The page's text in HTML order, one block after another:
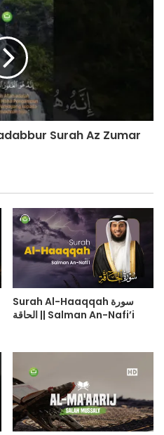
#surahalhaqqah murottal
Surah Az Zumar
Surah Al-Haaqqah سورة
الحاقة || Salman An-Nafi’i